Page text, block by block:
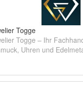
Togge
Togge – Ihr
Uhren und